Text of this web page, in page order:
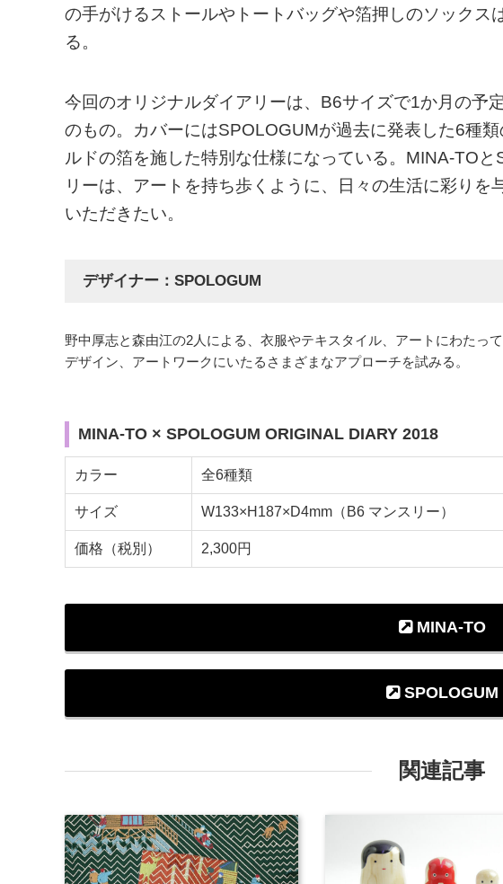
の手がけるストールやトートバッグや箔押しのソックス
る。
今回のオリジナルダイアリーは、B6サイズで1か月の予
のもの。カバーにはSPOLOGUMが過去に発表した6種
ルドの箔を施した特別な仕様になっている。MINA-TO
リーは、アートを持ち歩くように、日々の生活に彩り
いただきたい。
デザイナー：SPOLOGUM
野中厚志と森由江の2人による、衣服やテキスタイル、アートにわたっ
デザイン、アートワークにいたるさまざまなアプローチを試みる。
MINA-TO × SPOLOGUM ORIGINAL DIARY 2018
カラー 全6種類
サイズ W133×H187×D4mm（B6 マンスリー）
価格（税別） 2,300円
MINA-TO
SPOLOGUM
関連記事